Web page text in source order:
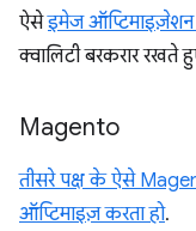
ऐसेइमेज
क्वालिटी बरकरार
Magento
तीसरे पक्ष के ऐसे
ऑप्टिमाइज़ करता हो.